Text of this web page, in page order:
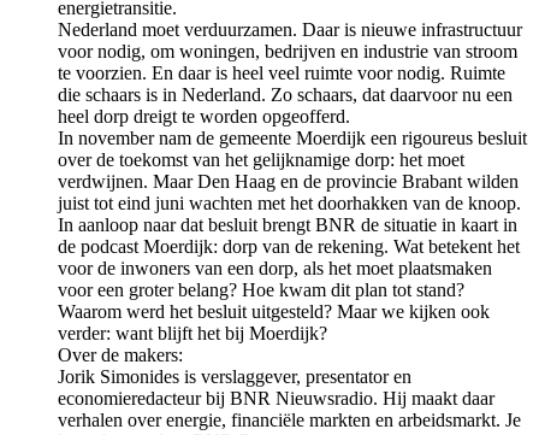
energietransitie.
Nederland moet verduurzamen. Daar is nieuwe infrastructuur
voor nodig, om woningen, bedrijven en industrie van stroom
te voorzien. En daar is heel veel ruimte voor nodig. Ruimte
die schaars is in Nederland. Zo schaars, dat daarvoor nu een
heel dorp dreigt te worden opgeofferd.
In november nam de gemeente Moerdijk een rigoureus besluit
over de toekomst van het gelijknamige dorp: het moet
verdwijnen. Maar Den Haag en de provincie Brabant wilden
juist tot eind juni wachten met het doorhakken van de knoop.
In aanloop naar dat besluit brengt BNR de situatie in kaart in
de podcast Moerdijk: dorp van de rekening. Wat betekent het
voor de inwoners van een dorp, als het moet plaatsmaken
voor een groter belang? Hoe kwam dit plan tot stand?
Waarom werd het besluit uitgesteld? Maar we kijken ook
verder: want blijft het bij Moerdijk?
Over de makers:
Jorik Simonides is verslaggever, presentator en
economieredacteur bij BNR Nieuwsradio. Hij maakt daar
verhalen over energie, financiële markten en arbeidsmarkt. Je